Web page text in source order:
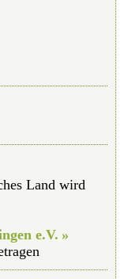
Land wird
e.V.